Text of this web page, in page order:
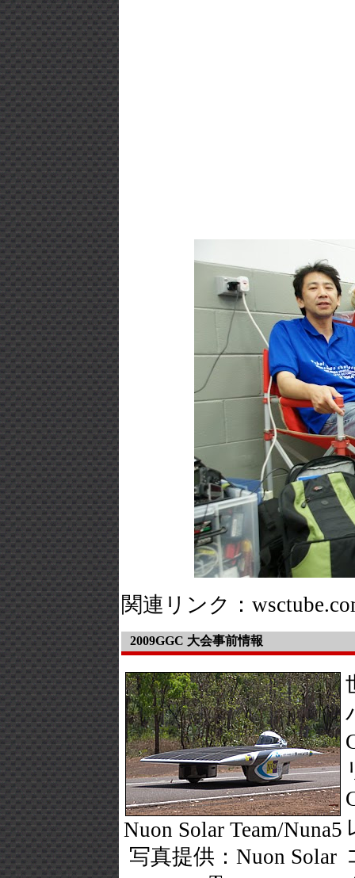
関連リンク：
2009GGC 大会事前情報
Nuon Solar Team/Nuna5
写真提供：Nuon Solar